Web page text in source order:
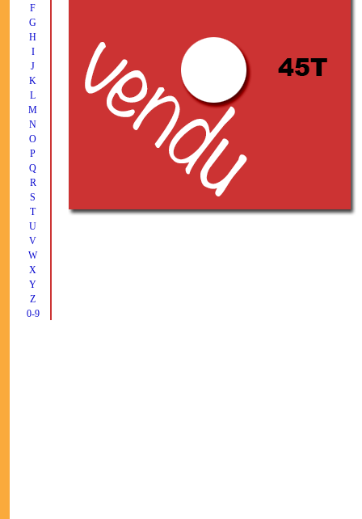
F
G
H
I
J
K
L
M
N
O
P
Q
R
S
T
U
V
W
X
Y
Z
0-9